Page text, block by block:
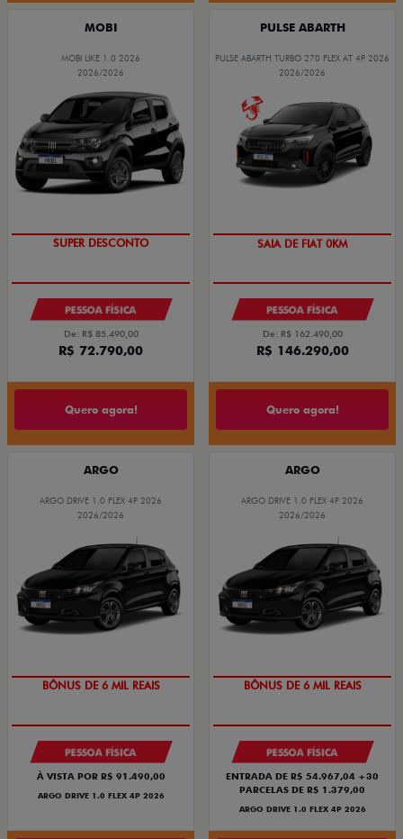
MOBI
MOBI LIKE 1.0 2026
2026/2026
TAXA ZERO
PESSOA FÍSICA
De: R$ 85.490,00
R$ 72.790,00
Quero agora!
PULSE ABARTH
PULSE ABARTH TURBO 270 FLEX AT 4P 2026
2026/2026
PESSOA FÍSICA
De: R$ 162.490,00
R$ 146.290,00
Quero agora!
ARGO
ARGO DRIVE 1.0 FLEX 4P 2026
2026/2026
TAXA ZERO
PESSOA FÍSICA
À VISTA POR R$ 91.490,00
ARGO DRIVE 1.0 FLEX 4P 2026
ARGO
ARGO DRIVE 1.0 FLEX 4P 2026
2026/2026
TAXA ZERO
PESSOA FÍSICA
ENTRADA DE R$ 54.967,04 +30
PARCELAS DE R$ 1.379,00
ARGO DRIVE 1.0 FLEX 4P 2026